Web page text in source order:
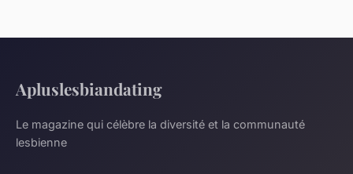
Apluslesbiandating
Le magazine qui célèbre la diversité et la communauté
lesbienne